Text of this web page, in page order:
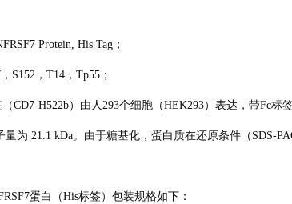
Protein, His Tag；
S152，T14，Tp55；
CD7-H522b）由人293个细胞（HEK293）表达，带Fc标签
为 21.1 kDa。由于糖基化，蛋白质在还原条件（SDS-
蛋白（His标签）包装规格如下：